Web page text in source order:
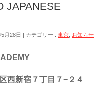
JAPANESE
月28日 カテゴリー :東京 お知らせ
西新宿７丁目７−２４